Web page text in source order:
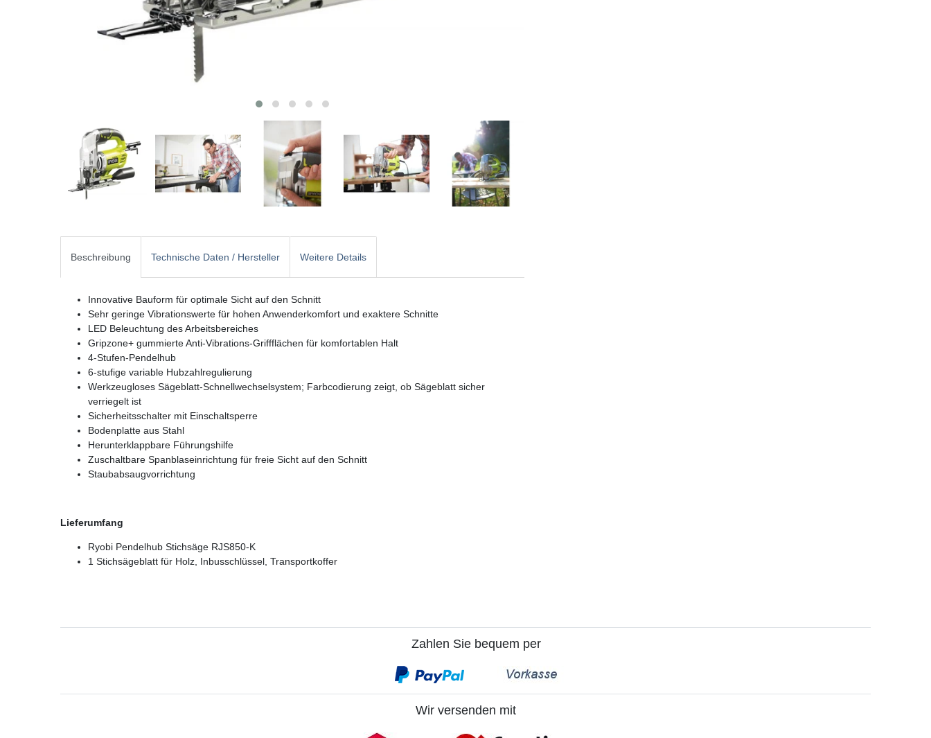
Beschreibung Technische Daten / Hersteller Weitere Details
Innovative Bauform für optimale Sicht auf den Schnitt
Sehr geringe Vibrationswerte für hohen Anwenderkomfort und exaktere Schnitte
LED Beleuchtung des Arbeitsbereiches
Gripzone+ gummierte Anti-Vibrations-Griffflächen für komfortablen Halt
4-Stufen-Pendelhub
6-stufige variable Hubzahlregulierung
Werkzeugloses Sägeblatt-Schnellwechselsystem; Farbcodierung zeigt, ob Sägeblatt sicher
verriegelt ist
Sicherheitsschalter mit Einschaltsperre
Bodenplatte aus Stahl
Herunterklappbare Führungshilfe
Zuschaltbare Spanblaseinrichtung für freie Sicht auf den Schnitt
Staubabsaugvorrichtung
Lieferumfang
Ryobi Pendelhub Stichsäge RJS850-K
1 Stichsägeblatt für Holz, Inbusschlüssel, Transportkoffer
Zahlen Sie bequem per
Wir versenden mit